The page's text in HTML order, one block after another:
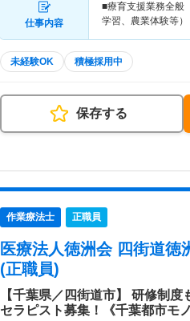
仕事内容
■療育支援業務全般
学習、農業体験等
未経験OK 積極採用中
保存する
作業療法士 正職員
医療法人徳洲会 四街道徳
(正職員)
【千葉県／四街道市】 研修制
セラピスト募集！《千葉都市モ